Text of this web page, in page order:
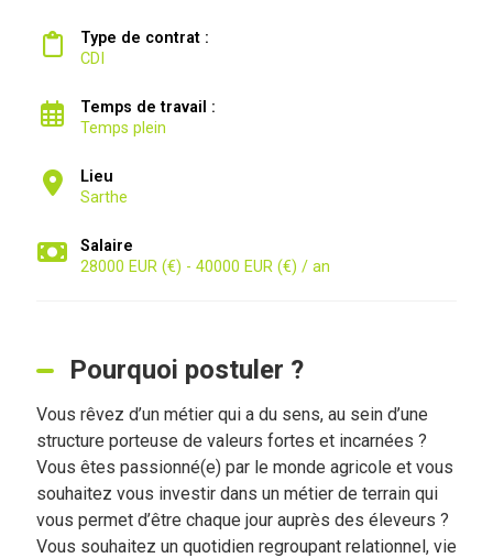
Type de contrat :
CDI
Temps de travail :
Temps plein
Lieu
Sarthe
Salaire
28000 EUR (€) - 40000 EUR (€) / an
Pourquoi postuler ?
Vous rêvez d’un métier qui a du sens, au sein d’une
structure porteuse de valeurs fortes et incarnées ?
Vous êtes passionné(e) par le monde agricole et vous
souhaitez vous investir dans un métier de terrain qui
vous permet d’être chaque jour auprès des éleveurs ?
Vous souhaitez un quotidien regroupant relationnel, vie